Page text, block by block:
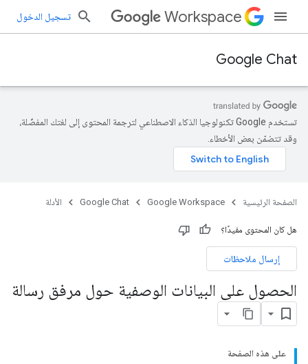
Workspace تسجيل الدخول
Google Chat
تستخدم Google تكنولوجيا الذكاء الاصطناعي لترجمة المحتوى إلى لغتك المفضّلة،
وقد تتضمّن بعض الأخطاء.
الصفحة الرئيسية Google Workspace
Google Chat الأدلة
هل كان المحتوى مفيدًا؟
إرسال ملاحظات
الحصول على البيانات الوصفية حول مرفق رسالة
على هذه الصفحة